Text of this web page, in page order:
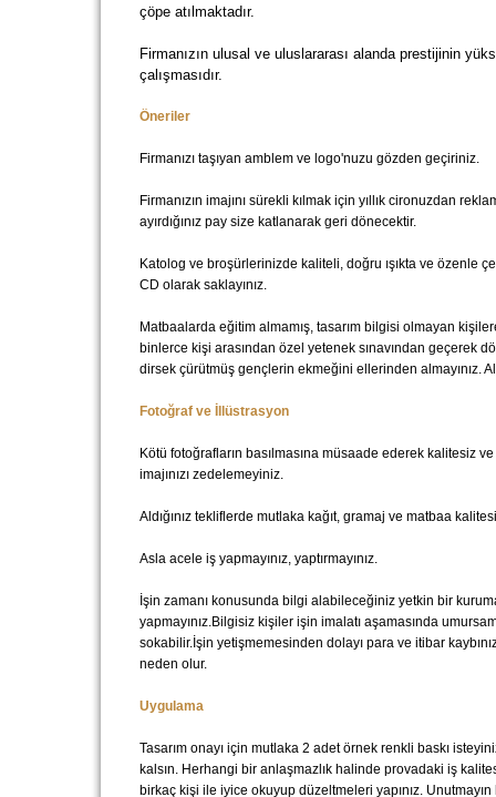
çöpe atılmaktadır.
Firmanızın ulusal ve uluslararası alanda prestijinin
çalışmasıdır.
Öneriler
Firmanızı taşıyan amblem ve logo'nuzu gözden geçiriniz.
Firmanızın imajını sürekli kılmak için yıllık cironuzdan
ayırdığınız pay size katlanarak geri dönecektir.
Katolog ve broşürlerinizde kaliteli, doğru ışıkta ve özenle
CD olarak saklayınız.
Matbaalarda eğitim almamış, tasarım bilgisi olmayan
binlerce kişi arasından özel yetenek sınavından geçerek
dirsek çürütmüş gençlerin ekmeğini ellerinden almayınız.
Fotoğraf ve İllüstrasyon
Kötü fotoğrafların basılmasına müsaade ederek kalitesiz
imajınızı zedelemeyiniz.
Aldığınız tekliflerde mutlaka kağıt, gramaj ve matbaa
Asla acele iş yapmayınız, yaptırmayınız.
İşin zamanı konusunda bilgi alabileceğiniz yetkin bir
yapmayınız.Bilgisiz kişiler işin imalatı aşamasında
sokabilir.İşin yetişmemesinden dolayı para ve itibar
neden olur.
Uygulama
Tasarım onayı için mutlaka 2 adet örnek renkli baskı
kalsın. Herhangi bir anlaşmazlık halinde provadaki iş
birkaç kişi ile iyice okuyup düzeltmeleri yapınız.